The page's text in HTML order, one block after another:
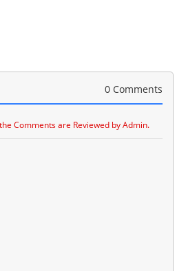
0 Comments
Comments are Reviewed by Admin.